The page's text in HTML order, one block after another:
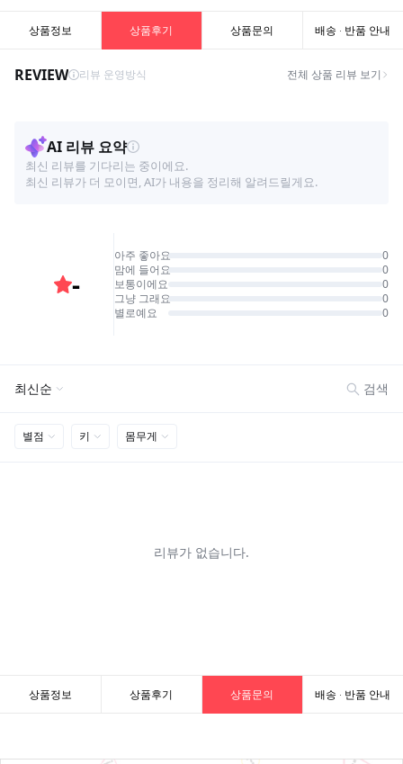
상품정보 상품후기 상품문의 배송 · 반품 안내
상품정보 상품후기 상품문의 배송 · 반품 안내